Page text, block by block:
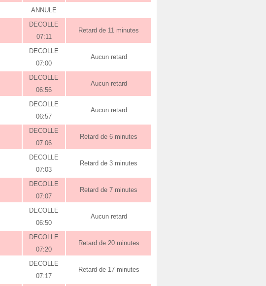
ANNULE
DECOLLE
07:11
Retard de 11 minutes
DECOLLE
07:00
Aucun retard
DECOLLE
06:56
Aucun retard
DECOLLE
06:57
Aucun retard
DECOLLE
07:06
Retard de 6 minutes
DECOLLE
07:03
Retard de 3 minutes
DECOLLE
07:07
Retard de 7 minutes
DECOLLE
06:50
Aucun retard
DECOLLE
07:20
Retard de 20 minutes
DECOLLE
07:17
Retard de 17 minutes